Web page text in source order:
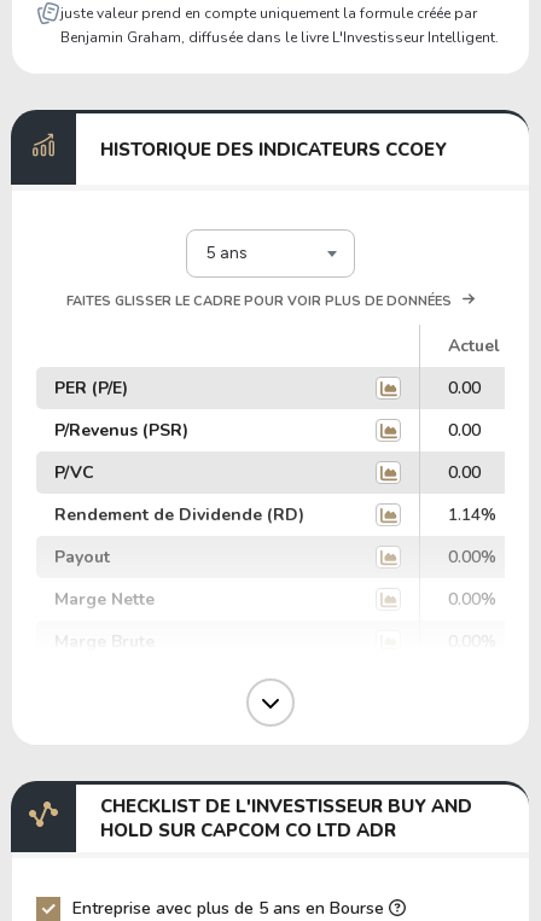
juste valeur prend en compte uniquement la formule créée par
Benjamin Graham, diffusée dans le livre L'Investisseur Intelligent.
HISTORIQUE DES INDICATEURS CCOEY
5 ans
FAITES GLISSER LE CADRE POUR VOIR PLUS DE DONNÉES
Actuel
PER (P/E)
0.00
P/Revenus (PSR)
0.00
P/VC
0.00
Rendement de Dividende (RD)
1.14%
Payout
0.00%
Marge Nette
0.00%
Marge Brute
0.00%
EV/EBITDA
0.00
EV/EBIT
P/EBITDA
CHECKLIST DE L'INVESTISSEUR BUY AND
HOLD SUR CAPCOM CO LTD ADR
Entreprise avec plus de 5 ans en Bourse